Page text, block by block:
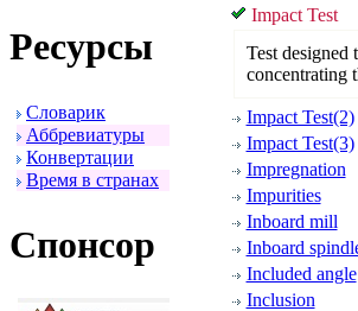
Ресуpсы
Словаpик
Аббpевиатуpы
Конвеpтации
Вpемя в стpанах
Спонсоp
Impact Test
Test designed
concentrating
Impact Test(2)
Impact Test(3)
Impregnation
Impurities
Inboard mill
Inboard
Included angle
Inclusion